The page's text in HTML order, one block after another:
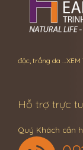
độc, trắng da …XEM
Hỗ trợ trực
Quý Khách cần